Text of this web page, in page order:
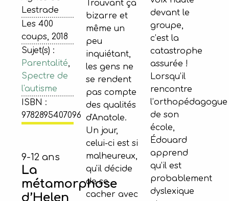
Lestrade
Les 400
coups, 2018
Sujet(s) :
Parentalité
Spectre de
l'autisme
ISBN :
9782895407096
devant le
groupe,
c’est la
catastrophe
assurée !
Lorsqu’il
rencontre
l’orthopédagogue
de son
école,
Édouard
apprend
qu’il est
probablement
dyslexique
9-12 ans
La
métamorphose
d’Helen
Trouvant ça
bizarre et
même un
peu
inquiétant,
les gens ne
se rendent
pas compte
des qualités
d'Anatole.
Un jour,
celui-ci est si
malheureux,
qu'il décide
de se
cacher avec